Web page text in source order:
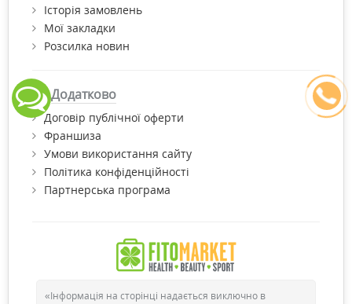
Історія замовлень
Мої закладки
Розсилка новин
Додатково
Договір публічної оферти
Франшиза
Умови використання сайту
Політика конфіденційності
Партнерська програма
«Інформація на сторінці надається виключно в